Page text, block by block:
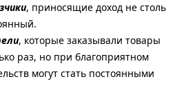
, приносящие доход не столь
, которые заказывали товары
раз, но при благоприятном
могут стать постоянными